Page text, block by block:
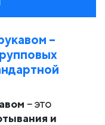
–
– это
и